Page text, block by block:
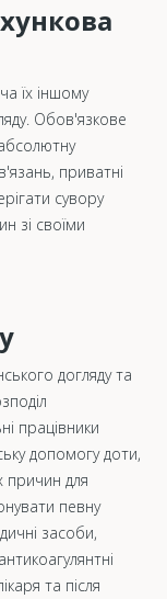
їх іншому
Обов'язкове
приватні
сувору
зі своїми
догляду та
працівники
допомогу доти,
причин для
певну
засоби,
та після